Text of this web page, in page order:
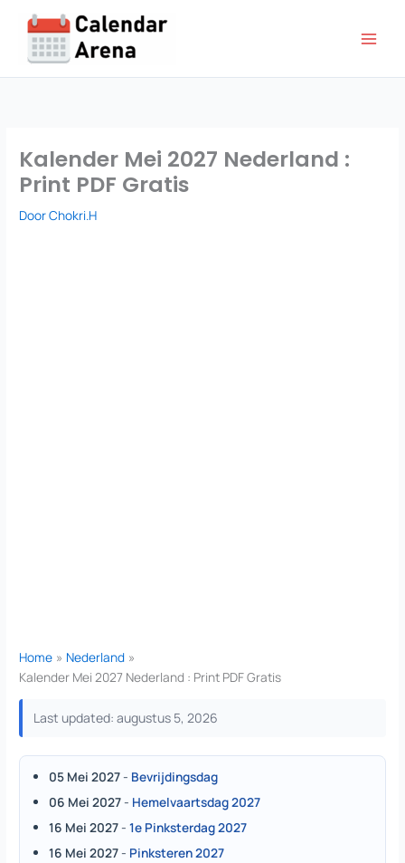
inhoud
Kalender Mei 2027 Nederland :
Print PDF Gratis
DoorChokri.H
Home
Nederland
Kalender Mei 2027 Nederland : Print PDF Gratis
Last updated: augustus 5, 2026
05 Mei 2027- Bevrijdingsdag
06 Mei 2027- Hemelvaartsdag 2027
16 Mei 2027-1e Pinksterdag 2027
16 Mei 2027- Pinksteren 2027